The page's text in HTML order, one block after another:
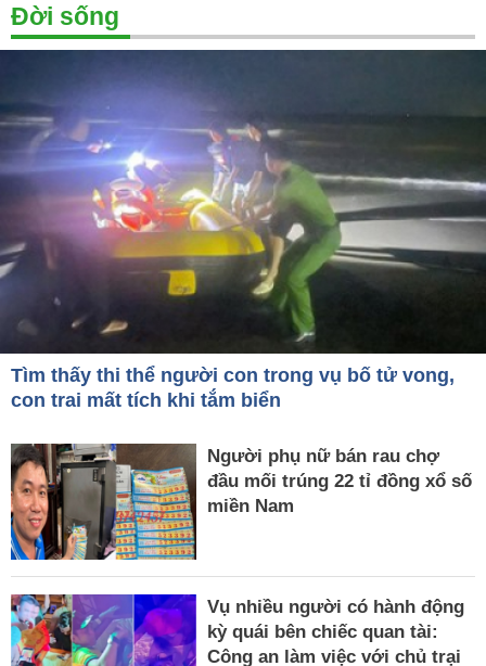
Đời sống
Tìm thấy thi thể người con trong vụ bố tử vong,
con trai mất tích khi tắm biển
Người phụ nữ bán rau chợ
đầu mối trúng 22 tỉ đồng xổ số
miền Nam
Vụ nhiều người có hành động
kỳ quái bên chiếc quan tài:
Công an làm việc với chủ trại